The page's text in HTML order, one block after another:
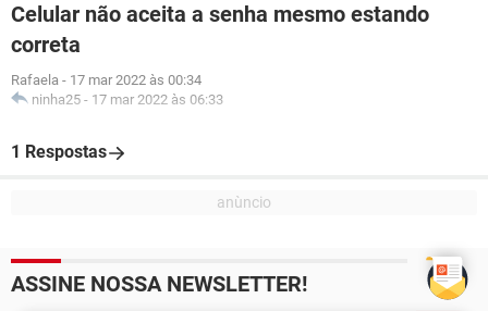
Celular não aceita a senha mesmo estando
correta
Rafaela - 17 mar 2022 às 00:34
ninha25 - 17 mar 2022 às 06:33
1 Respostas
ASSINE NOSSA NEWSLETTER!